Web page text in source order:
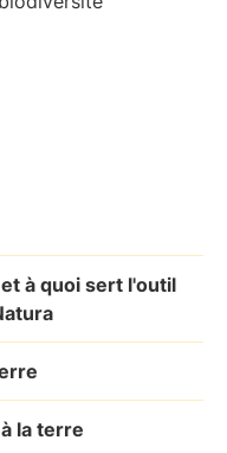
à quoi sert l'outil
la terre